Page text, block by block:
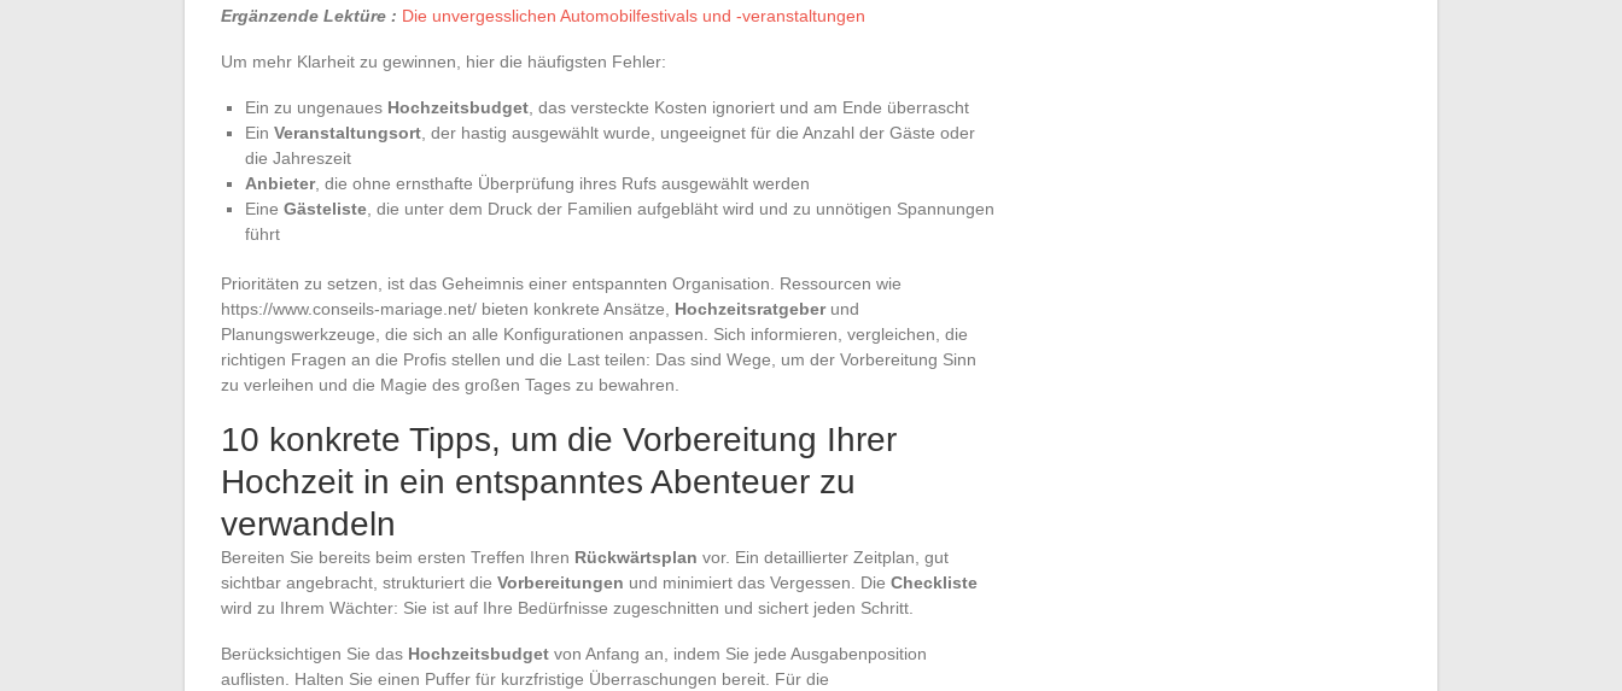
Ergänzende Lektüre : Die unvergesslichen Automobilfestivals und -veranstaltungen
Um mehr Klarheit zu gewinnen, hier die häufigsten Fehler:
Ein zu ungenaues Hochzeitsbudget , das versteckte Kosten ignoriert und am Ende überrascht
Ein Veranstaltungsort , der hastig ausgewählt wurde, ungeeignet für die Anzahl der Gäste oder
die Jahreszeit
Anbieter, die ohne ernsthafte Überprüfung ihres Rufs ausgewählt werden
Eine Gästeliste , die unter dem Druck der Familien aufgebläht wird und zu unnötigen Spannungen
führt
Prioritäten zu setzen, ist das Geheimnis einer entspannten Organisation. Ressourcen wie
https://www.conseils-mariage.net/ bieten konkrete Ansätze, Hochzeitsratgeberund
Planungswerkzeuge, die sich an alle Konfigurationen anpassen. Sich informieren, vergleichen, die
richtigen Fragen an die Profis stellen und die Last teilen: Das sind Wege, um der Vorbereitung Sinn
zu verleihen und die Magie des großen Tages zu bewahren.
10 konkrete Tipps, um die Vorbereitung Ihrer
Hochzeit in ein entspanntes Abenteuer zu
verwandeln
Bereiten Sie bereits beim ersten Treffen Ihren Rückwärtsplan vor. Ein detaillierter Zeitplan, gut
sichtbar angebracht, strukturiert die Vorbereitungen und minimiert das Vergessen. Die Checkliste
wird zu Ihrem Wächter: Sie ist auf Ihre Bedürfnisse zugeschnitten und sichert jeden Schritt.
Berücksichtigen Sie das Hochzeitsbudget von Anfang an, indem Sie jede Ausgabenposition
auflisten. Halten Sie einen Puffer für kurzfristige Überraschungen bereit. Für die